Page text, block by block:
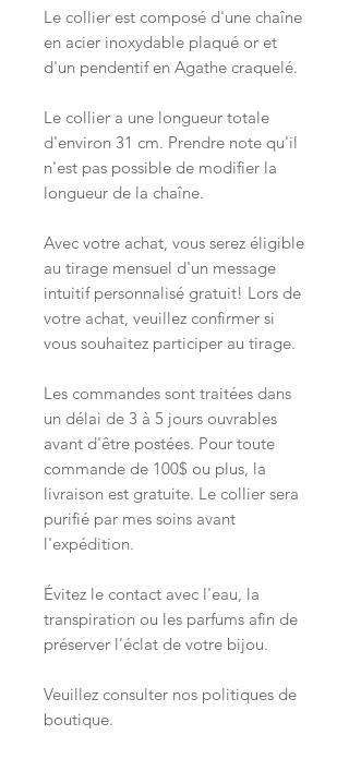
Le collier est composé d'une chaîne
en acier inoxydable plaqué or et
d'un pendentif en Agathe craquelé.
Le collier a une longueur totale
d'environ 31 cm. Prendre note qu'il
n'est pas possible de modifier la
longueur de la chaîne.
Avec votre achat, vous serez éligible
au tirage mensuel d'un message
intuitif personnalisé gratuit! Lors de
votre achat, veuillez confirmer si
vous souhaitez participer au tirage.
Les commandes sont traitées dans
un délai de 3 à 5 jours ouvrables
avant d'être postées. Pour toute
commande de 100$ ou plus, la
livraison est gratuite. Le collier sera
purifié par mes soins avant
l'expédition.
Évitez le contact avec l'eau, la
transpiration ou les parfums afin de
préserver l'éclat de votre bijou.
Veuillez consulter nos politiques de
boutique.